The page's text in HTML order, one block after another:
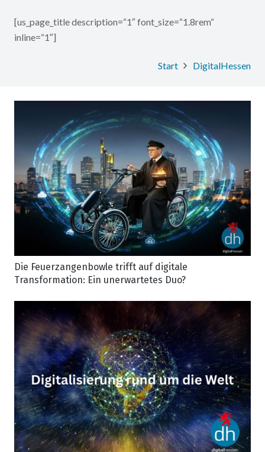
[us_page_title description=“1″ font_size=“1.8rem“
inline=“1″]
Start DigitalHessen
Die Feuerzangenbowle trifft auf digitale
Transformation: Ein unerwartetes Duo?